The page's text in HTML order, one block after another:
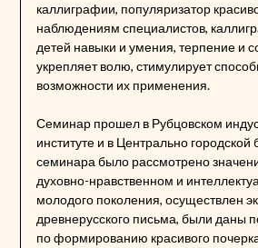
каллиграфии, популяризатор
наблюдениям специалистов,
детей навыки и умения, терпение и
укрепляет волю, стимулирует
возможности их применения.
Семинар прошел в Рубцовском
институте и в Центрально городской
семинара было рассмотрено
духовно-нравственном и
молодого поколения, осуществлен
древнерусского письма, были даны
по формированию красивого